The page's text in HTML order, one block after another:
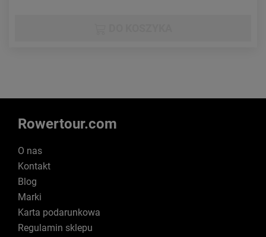
Rowertour.com
O nas
Kontakt
Blog
Marki
Karta podarunkowa
Regulamin sklepu